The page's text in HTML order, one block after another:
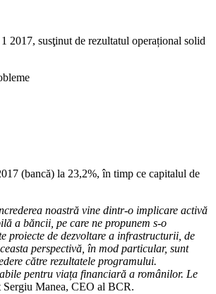
susţinut de rezultatul operațional solid
(bancă) la 23,2%, în timp ce capitalul de
noastră vine dintr-o implicare activă
a băncii, pe care ne propunem s-o
proiecte de dezvoltare a infrastructurii, de
perspectivă, în mod particular, sunt
către rezultatele programului.
pentru viața financiară a românilor. Le
Sergiu Manea, CEO al BCR.